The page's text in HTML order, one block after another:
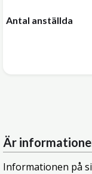
Antal anställda
Är
Informationen på